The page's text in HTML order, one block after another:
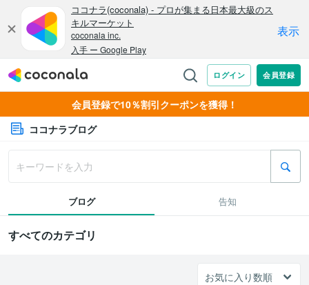
会員登録で10％割引クーポンを獲得！
ココナラブログ
ブログ 告知
すべてのカテゴリ